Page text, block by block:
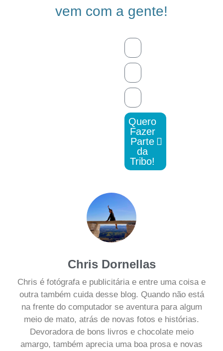
vem com a gente!
Quero
Fazer
Parte
da
Tribo!
Chris Dornellas
Chris é fotógrafa e publicitária e entre uma coisa e
outra também cuida desse blog. Quando não está
na frente do computador se aventura para algum
meio de mato, atrás de novas fotos e histórias.
Devoradora de bons livros e chocolate meio
amargo, também aprecia uma boa prosa e novas